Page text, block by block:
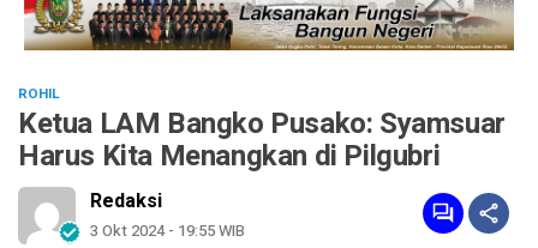
ROHIL
Ketua LAM Bangko Pusako: Syamsuar
Harus Kita Menangkan di Pilgubri
Redaksi
3 Okt 2024 - 19:55 WIB